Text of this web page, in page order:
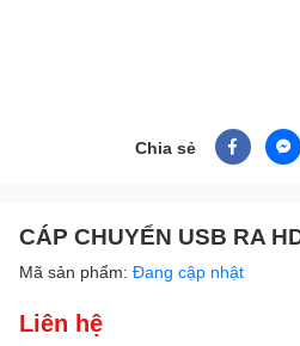
Chia sẻ
CÁP CHUYỂN USB RA
Mã sản phẩm: Đang cập nhật
Liên hệ